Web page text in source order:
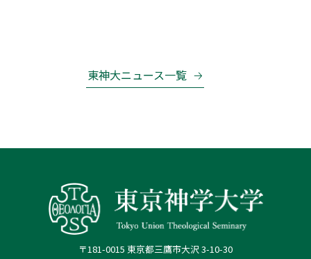
東神大ニュース一覧
〒181-0015 東京都三鷹市大沢 3-10-30